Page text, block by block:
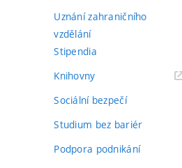
Uznání zahraničního
vzdělání
Stipendia
Knihovny(externí
Sociální bezpečí
Studium bez bariér
Podpora podnikání